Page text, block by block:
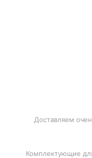
Доставляем
Комплектующие